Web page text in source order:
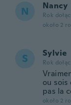
N Nancy
Rok
około 2
S Sylvie
Rok
ou
pas la
około 2